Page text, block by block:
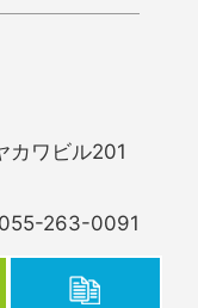
カワビル201
263-0091